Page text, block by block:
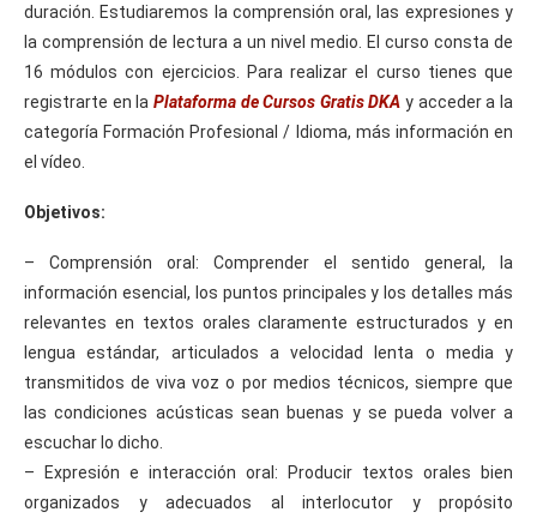
duración. Estudiaremos la comprensión oral, las expresiones y
la comprensión de lectura a un nivel medio. El curso consta de
16 módulos con ejercicios. Para realizar el curso tienes que
registrarte en la Plataforma de Cursos Gratis DKA y acceder a la
categoría Formación Profesional / Idioma, más información en
el vídeo.
Objetivos:
– Comprensión oral: Comprender el sentido general, la
información esencial, los puntos principales y los detalles más
relevantes en textos orales claramente estructurados y en
lengua estándar, articulados a velocidad lenta o media y
transmitidos de viva voz o por medios técnicos, siempre que
las condiciones acústicas sean buenas y se pueda volver a
escuchar lo dicho.
– Expresión e interacción oral: Producir textos orales bien
organizados y adecuados al interlocutor y propósito